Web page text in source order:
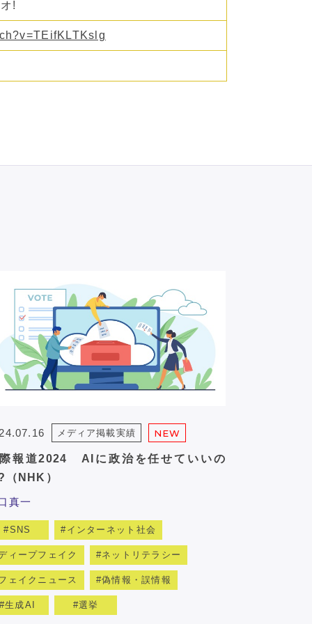
!
メディア掲載実績 NEW
報道2024 AIに政治を任せていいの
（NHK）
真一
SNS インターネット社会
ィープフェイク ネットリテラシー
ェイクニュース 偽情報・誤情報
生成AI 選挙